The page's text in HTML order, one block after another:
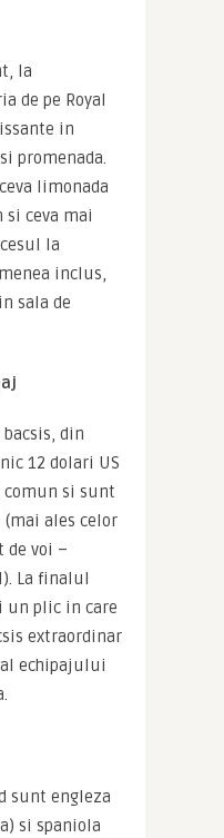
la
de pe Royal
in
promenada.
limonada
ceva mai
la
inclus,
sala de
din
12 dolari US
si sunt
ales celor
de voi –
La finalul
plic in care
extraordinar
echipajului
sunt engleza
si spaniola